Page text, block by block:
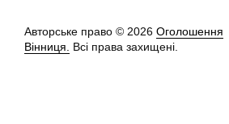
Авторське право © 2026 Оголошення
Вінниця.
Всі права захищені.